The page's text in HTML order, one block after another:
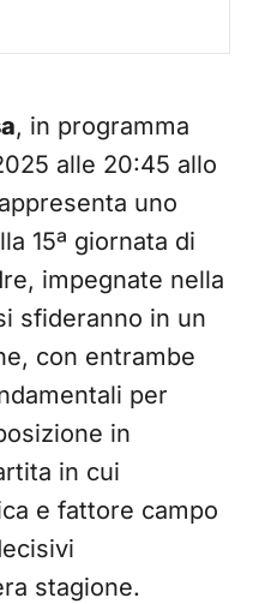
, in programma
alle 20:45 allo
uno
15ª giornata di
impegnate nella
sfideranno in un
con entrambe
per
in
in cui
e fattore campo
stagione.